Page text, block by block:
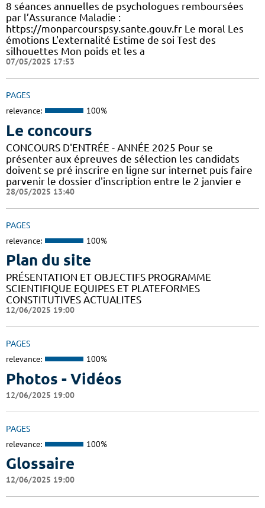
8 séances annuelles de psychologues remboursées
par l’Assurance Maladie :
https://monparcourspsy.sante.gouv.fr Le moral Les
émotions L'externalité Estime de soi Test des
silhouettes Mon poids et les a
07/05/2025 17:53
PAGES
relevance: 100%
Le concours
CONCOURS D'ENTRÉE - ANNÉE 2025 Pour se
présenter aux épreuves de sélection les candidats
doivent se pré inscrire en ligne sur internet puis faire
parvenir le dossier d'inscription entre le 2 janvier e
28/05/2025 13:40
PAGES
relevance: 100%
Plan du site
PRÉSENTATION ET OBJECTIFS PROGRAMME
SCIENTIFIQUE EQUIPES ET PLATEFORMES
CONSTITUTIVES ACTUALITES
12/06/2025 19:00
PAGES
relevance: 100%
Photos - Vidéos
12/06/2025 19:00
PAGES
relevance: 100%
Glossaire
12/06/2025 19:00